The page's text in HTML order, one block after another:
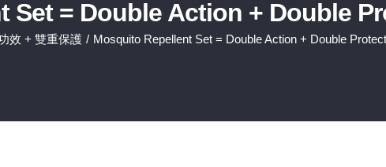
Set = Double Action + Double
效 + 雙重保護 / Mosquito Repellent Set = Double Action + Double